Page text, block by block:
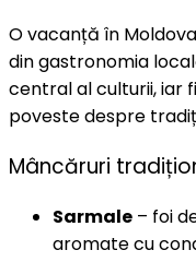
O vacanță în
din gastronomia
central al culturii, iar
poveste despre
Mâncăruri
Sarmale – foi
aromate cu